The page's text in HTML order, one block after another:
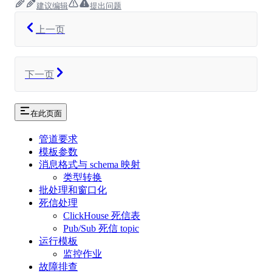
建议编辑 提出问题
上一页
下一页
在此页面
管道要求
模板参数
消息格式与 schema 映射
类型转换
批处理和窗口化
死信处理
ClickHouse 死信表
Pub/Sub 死信 topic
运行模板
监控作业
故障排查